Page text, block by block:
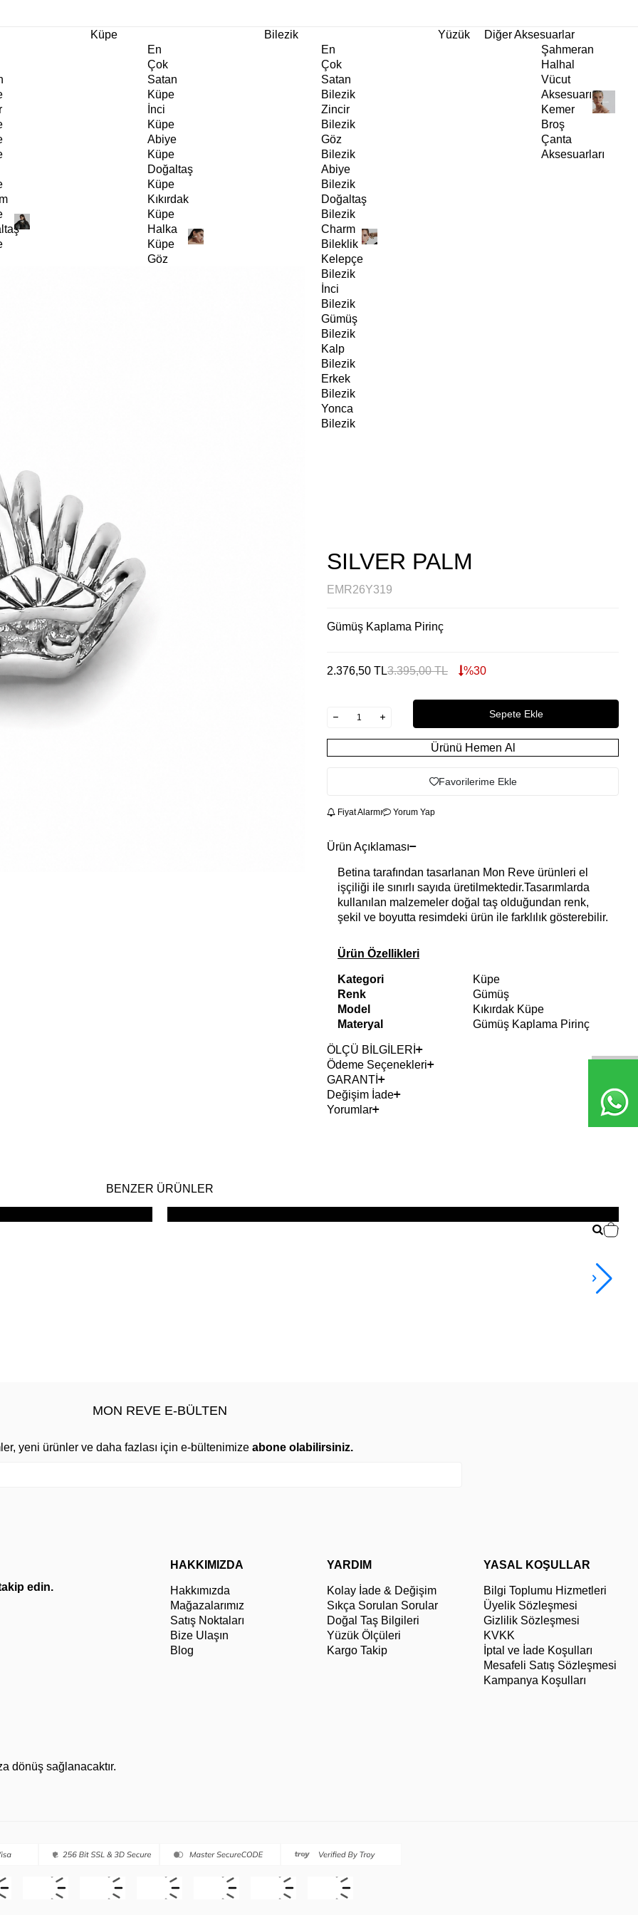
Küpe
En
Çok
Satan
Küpe
İnci
Küpe
Abiye
Küpe
Doğaltaş
Küpe
Kıkırdak
Küpe
Halka
Küpe
Göz
Bilezik
En
Çok
Satan
Bilezik
Zincir
Bilezik
Göz
Bilezik
Abiye
Bilezik
Doğaltaş
Bilezik
Charm
Bileklik
Kelepçe
Bilezik
İnci
Bilezik
Gümüş
Bilezik
Kalp
Bilezik
Erkek
Bilezik
Yonca
Bilezik
Yüzük
Diğer Aksesuarlar
Şahmeran
Halhal
Vücut
Aksesuarı
Kemer
Broş
Çanta
Aksesuarları
Logodan Gelenler
SILVER PALM
EMR26Y319
Gümüş Kaplama Pirinç
2.376,50 TL3.395,00TL %30
Sepete Ekle
Ürünü Hemen Al
Favorilerime Ekle
Fiyat Alarmı Yorum Yap
Ürün Açıklaması
Betina tarafından tasarlanan Mon Reve ürünleri el
işçiliği ile sınırlı sayıda üretilmektedir.Tasarımlarda
kullanılan malzemeler doğal taş olduğundan renk,
şekil ve boyutta resimdeki ürün ile farklılık gösterebilir.
Ürün Özellikleri
Kategori
Küpe
Renk
Gümüş
Model
Kıkırdak Küpe
Materyal
Gümüş Kaplama Pirinç
ÖLÇÜ BİLGİLERİ
Ödeme Seçenekleri
GARANTİ
Değişim İade
Yorumlar
BENZER ÜRÜNLER
MON REVE E-BÜLTEN
yeni ürünler ve daha fazlası için e-bültenimize abone olabilirsiniz.
edin.
dönüş sağlanacaktır.
HAKKIMIZDA
Hakkımızda
Mağazalarımız
Satış Noktaları
Bize Ulaşın
Blog
YARDIM
Kolay İade & Değişim
Sıkça Sorulan Sorular
Doğal Taş Bilgileri
Yüzük Ölçüleri
Kargo Takip
YASAL KOŞULLAR
Bilgi Toplumu Hizmetleri
Üyelik Sözleşmesi
Gizlilik Sözleşmesi
KVKK
İptal ve İade Koşulları
Mesafeli Satış Sözleşmesi
Kampanya Koşulları